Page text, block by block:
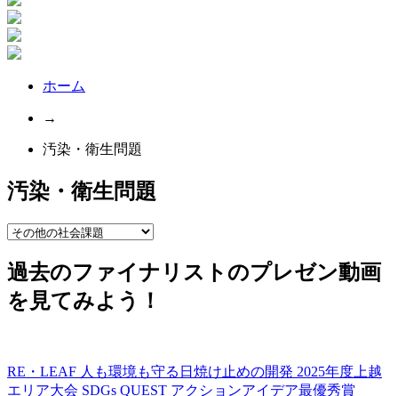
ホーム
→
汚染・衛生問題
汚染・衛生問題
過去のファイナリストのプレゼン動画
を見てみよう！
RE・LEAF 人も環境も守る日焼け止めの開発 2025年度上越
エリア大会 SDGs QUEST アクションアイデア最優秀賞